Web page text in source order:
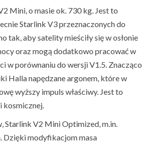
Mini, o masie ok. 730 kg. Jest to
Starlink V3 przeznaczonych do
tak, aby satelity mieściły się w osłonie
oraz mogą dodatkowo pracować w
w porównaniu do wersji V1.5. Znacząco
Halla napędzane argonem, które w
wyższy impuls właściwy. Jest to
kosmicznej.
Starlink V2 Mini Optimized, m.in.
Dzięki modyfikacjom masa